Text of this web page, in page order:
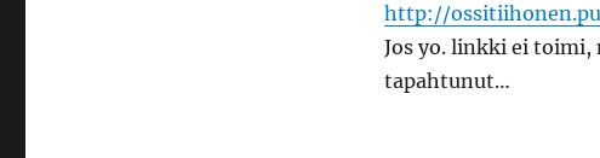
http://
Jos yo. linkki ei
tapahtunut…